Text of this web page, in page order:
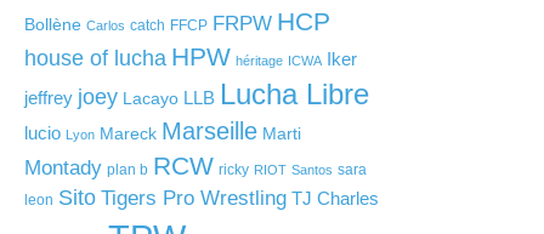
Bollène Carlos catch FFCP FRPW HCP
house of lucha HPW héritage ICWA Iker
jeffrey joey Lacayo LLB Lucha Libre
lucio Lyon Mareck Marseille Marti
Montady plan b RCW ricky RIOT Santos sara
leon Sito Tigers Pro Wrestling TJ Charles